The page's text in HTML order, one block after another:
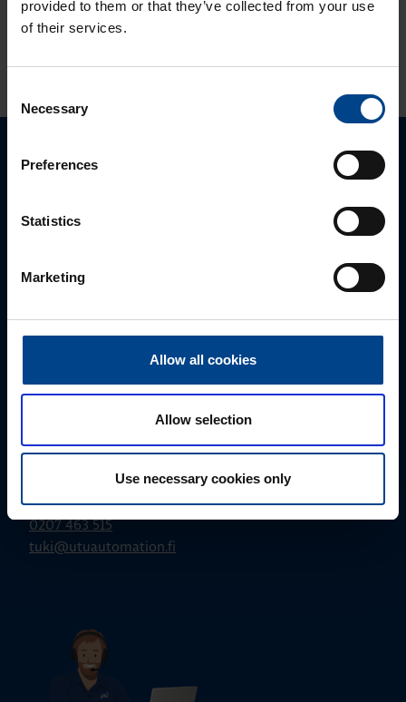
provided to them or that they’ve collected from your use
of their services.
Selection
Necessary
Preferences
Statistics
Marketing
Allow all cookies
Allow selection
Use necessary cookies only
Ota yhteyttä!
Autamme mielellämme, jotta löydämme sinulle
0207 463 515
tuki@utuautomation.fi